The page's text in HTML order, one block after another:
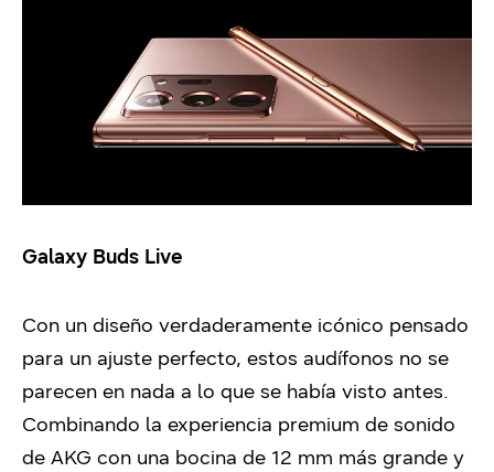
Galaxy Buds Live
Con un diseño verdaderamente icónico pensado
para un ajuste perfecto, estos audífonos no se
parecen en nada a lo que se había visto antes.
Combinando la experiencia premium de sonido
de AKG con una bocina de 12 mm más grande y